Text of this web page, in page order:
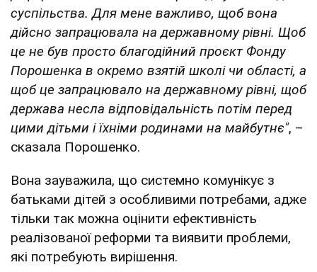
суспільства. Для мене важливо, щоб вона
дійсно запрацювала на державному рівні. Щоб
це не був просто благодійний проєкт Фонду
Порошенка в окремо взятій школі чи області, а
щоб це запрацювало на державному рівні, щоб
держава несла відповідальність потім перед
цими дітьми і їхніми родинами на майбутнє", –
сказала Порошенко.
Вона зауважила, що системно комунікує з
батьками дітей з особливими потребами, адже
тільки так можна оцінити ефективність
реалізованої реформи та виявити проблеми,
які потребують вирішення.